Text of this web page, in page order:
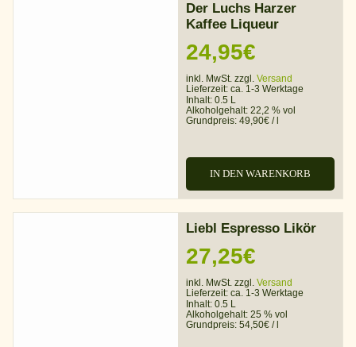
Der Luchs Harzer
Kaffee Liqueur
24,95€
inkl. MwSt. zzgl. Versand
Lieferzeit: ca. 1-3 Werktage
Inhalt: 0.5 L
Alkoholgehalt: 22,2 % vol
Grundpreis: 49,90€ /
IN DEN WARENKORB
Liebl Espresso Likör
27,25€
inkl. MwSt. zzgl. Versand
Lieferzeit: ca. 1-3 Werktage
Inhalt: 0.5 L
Alkoholgehalt: 25 % vol
Grundpreis: 54,50€ /l